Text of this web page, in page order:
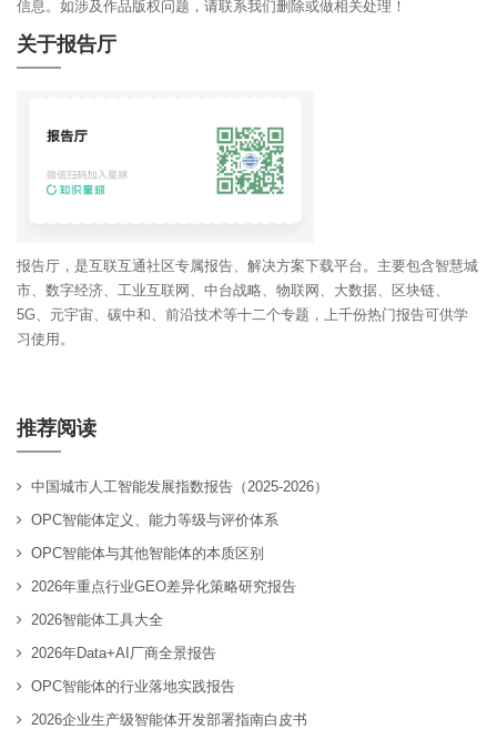
信息。如涉及作品版权问题，请联系我们删除或做相关处理！
关于报告厅
报告厅，是互联互通社区专属报告、解决方案下载平台。主要包含智慧城
市、数字经济、工业互联网、中台战略、物联网、大数据、区块链、
5G、元宇宙、碳中和、前沿技术等十二个专题，上千份热门报告可供学
习使用。
推荐阅读
中国城市人工智能发展指数报告（2025-2026）
OPC智能体定义、能力等级与评价体系
OPC智能体与其他智能体的本质区别
2026年重点行业GEO差异化策略研究报告
2026智能体工具大全
2026年Data+AI厂商全景报告
OPC智能体的行业落地实践报告
2026企业生产级智能体开发部署指南白皮书